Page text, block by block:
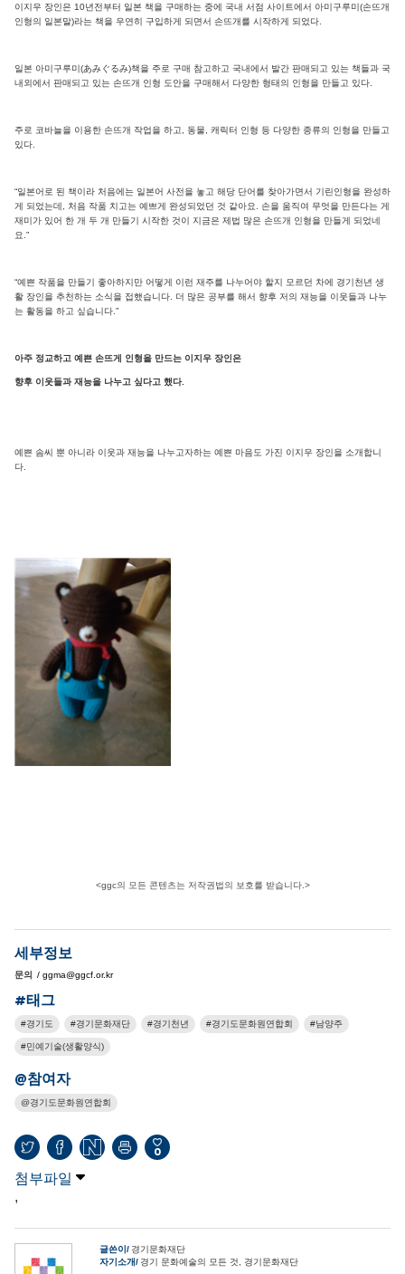
이지우 장인은 10년전부터 일본 책을 구매하는 중에 국내 서점 사이트에서 아미구루미(손뜨개
인형의 일본말)라는 책을 우연히 구입하게 되면서 손뜨개를 시작하게 되었다.
일본 아미구루미(あみぐるみ)책을 주로 구매 참고하고 국내에서 발간 판매되고 있는 책들과 국
내외에서 판매되고 있는 손뜨개 인형 도안을 구매해서 다양한 형태의 인형을 만들고 있다.
주로 코바늘을 이용한 손뜨개 작업을 하고, 동물, 캐릭터 인형 등 다양한 종류의 인형을 만들고
있다.
“일본어로 된 책이라 처음에는 일본어 사전을 놓고 해당 단어를 찾아가면서 기린인형을 완성하
게 되었는데, 처음 작품 치고는 예쁘게 완성되었던 것 같아요. 손을 움직여 무엇을 만든다는 게
재미가 있어 한 개 두 개 만들기 시작한 것이 지금은 제법 많은 손뜨개 인형을 만들게 되었네
요.”
“예쁜 작품을 만들기 좋아하지만 어떻게 이런 재주를 나누어야 할지 모르던 차에 경기천년 생
활 장인을 추천하는 소식을 접했습니다. 더 많은 공부를 해서 향후 저의 재능을 이웃들과 나누
는 활동을 하고 싶습니다.”
아주 정교하고 예쁜 손뜨게 인형을 만드는 이지우 장인은
향후 이웃들과 재능을 나누고 싶다고 했다.
예쁜 솜씨 뿐 아니라 이웃과 재능을 나누고자하는 예쁜 마음도 가진 이지우 장인을 소개합니
다.
<ggc의 모든 콘텐츠는 저작권법의 보호를 받습니다.>
세부정보
문의 / ggma@ggcf.or.kr
#태그
경기도 경기문화재단 경기천년 경기도문화원연합회 남양주
민예기술(생활양식)
@참여자
경기도문화원연합회
0
첨부파일
,
글쓴이
경기문화재단
자기소개
경기 문화예술의 모든 것, 경기문화재단